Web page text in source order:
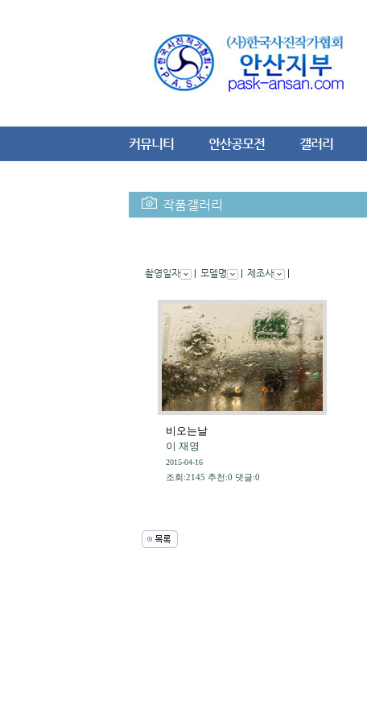
커뮤니티 안산공모전 갤러리
작품갤러리
촬영일자 모델명 제조사
비오는날
이 재영
2015-04-16
조회:2145 추천:0 댓글:0